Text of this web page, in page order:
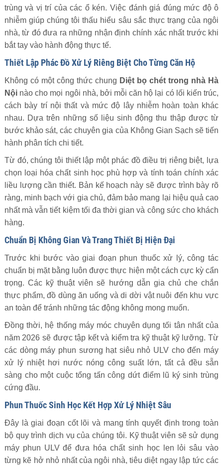
trùng và vị trí của các ổ kén. Việc đánh giá đúng mức độ ô
nhiễm giúp chúng tôi thấu hiểu sâu sắc thực trạng của ngôi
nhà, từ đó đưa ra những nhận định chính xác nhất trước khi
bắt tay vào hành động thực tế.
Thiết Lập Phác Đồ Xử Lý Riêng Biệt Cho Từng Căn Hộ
Không có một công thức chung Diệt bọ chét trong nhà Hà
Nội nào cho mọi ngôi nhà, bởi mỗi căn hộ lại có lối kiến trúc,
cách bày trí nội thất và mức độ lây nhiễm hoàn toàn khác
nhau. Dựa trên những số liệu sinh động thu thập được từ
bước khảo sát, các chuyên gia của Không Gian Sạch sẽ tiến
hành phân tích chi tiết.
Từ đó, chúng tôi thiết lập một phác đồ điều trị riêng biệt, lựa
chọn loại hóa chất sinh học phù hợp và tính toán chính xác
liều lượng cần thiết. Bản kế hoạch này sẽ được trình bày rõ
ràng, minh bạch với gia chủ, đảm bảo mang lại hiệu quả cao
nhất mà vẫn tiết kiệm tối đa thời gian và công sức cho khách
hàng.
Chuẩn Bị Không Gian Và Trang Thiết Bị Hiện Đại
Trước khi bước vào giai đoạn phun thuốc xử lý, công tác
chuẩn bị mặt bằng luôn được thực hiện một cách cực kỳ cẩn
trọng. Các kỹ thuật viên sẽ hướng dẫn gia chủ che chắn
thực phẩm, đồ dùng ăn uống và di dời vật nuôi đến khu vực
an toàn để tránh những tác động không mong muốn.
Đồng thời, hệ thống máy móc chuyên dụng tối tân nhất của
năm 2026 sẽ được tập kết và kiểm tra kỹ thuật kỹ lưỡng. Từ
các dòng máy phun sương hạt siêu nhỏ ULV cho đến máy
xử lý nhiệt hơi nước nóng công suất lớn, tất cả đều sẵn
sàng cho một cuộc tổng tấn công dứt điểm lũ ký sinh trùng
cứng đầu.
Phun Thuốc Sinh Học Kết Hợp Xử Lý Nhiệt Sâu
Đây là giai đoạn cốt lõi và mang tính quyết định trong toàn
bộ quy trình dịch vụ của chúng tôi. Kỹ thuật viên sẽ sử dụng
máy phun ULV để đưa hóa chất sinh học len lỏi sâu vào
từng kẽ hở nhỏ nhất của ngôi nhà, tiêu diệt ngay lập tức các